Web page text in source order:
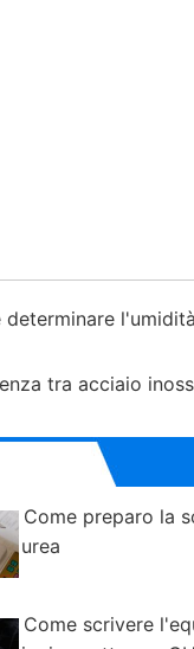
determinare
tra acciaio
Come preparo la
urea
Come scrivere